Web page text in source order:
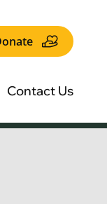
Contact Us